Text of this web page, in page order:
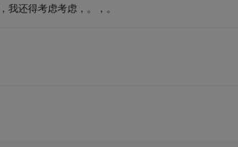
还得考虑考虑，。，。